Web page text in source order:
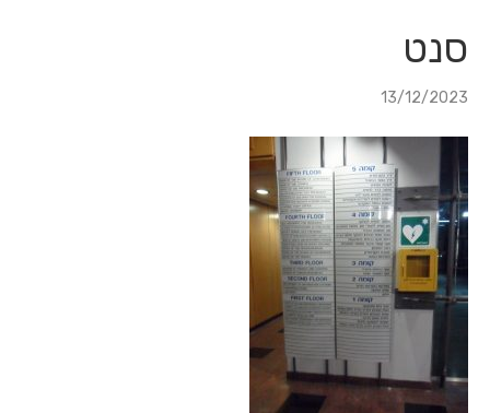
סנט
13/12/2023